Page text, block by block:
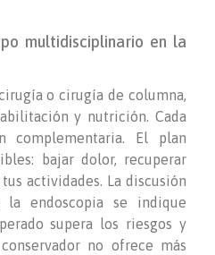
multidisciplinario en la
o cirugía de columna,
y nutrición. Cada
complementaria. El plan
bajar dolor, recuperar
actividades. La discusión
la endoscopia se indique
supera los riesgos y
no ofrece más